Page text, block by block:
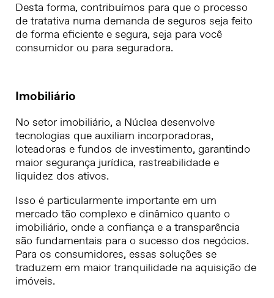
Desta forma, contribuímos para que o processo
de tratativa numa demanda de seguros seja feito
de forma eficiente e segura, seja para você
consumidor ou para seguradora.
Imobiliário
No setor imobiliário, a Núclea desenvolve
tecnologias que auxiliam incorporadoras,
loteadoras e fundos de investimento, garantindo
maior segurança jurídica, rastreabilidade e
liquidez dos ativos.
Isso é particularmente importante em um
mercado tão complexo e dinâmico quanto o
imobiliário, onde a confiança e a transparência
são fundamentais para o sucesso dos negócios.
Para os consumidores, essas soluções se
traduzem em maior tranquilidade na aquisição de
imóveis.